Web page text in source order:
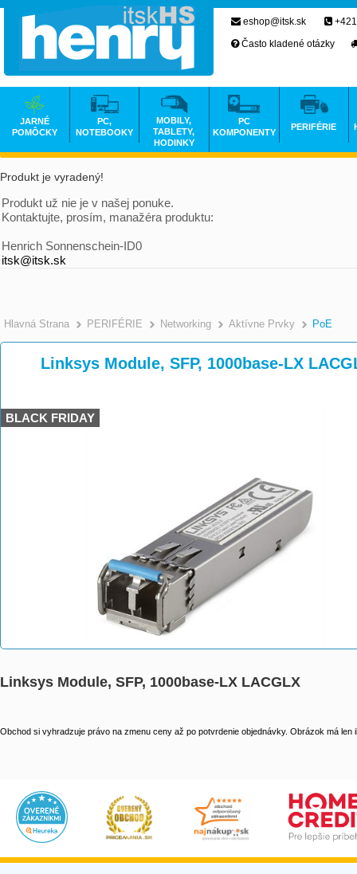
Produkt je vyradený!
Produkt už nie je v našej ponuke.
Kontaktujte, prosím, manažéra produktu:
Henrich Sonnenschein-ID0
itsk@itsk.sk
Hlavná Strana >
PERIFÉRIE >
Networking >
Aktívne Prvky PoE
Linksys Module, SFP, 1000base-LX
BLACK FRIDAY
Linksys Module, SFP, 1000base-LX LACGLX
Obchod si vyhradzuje právo na zmenu ceny až po potvrdenie objednávky. Obrázok má len
eshop@itsk.sk
Často kladené otázky
JARNÉ
POMÔCKY
PC,
NOTEBOOKY
MOBILY,
TABLETY,
HODINKY
PC
KOMPONENTY
PERIFÉRIE